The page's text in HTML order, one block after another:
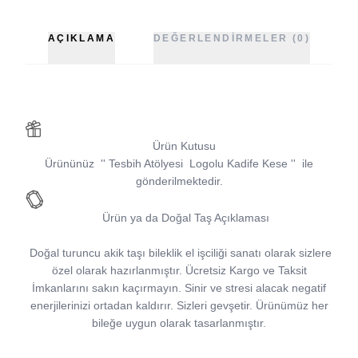
AÇIKLAMA DEĞERLENDIRMELER (0)
Ürün Kutusu
Ürününüz '' Tesbih Atölyesi Logolu Kadife Kese ''
ile
gönderilmektedir.
Ürün ya da Doğal Taş Açıklaması
Doğal turuncu akik taşı bileklik el işciliği sanatı olarak sizlere
özel olarak hazırlanmıştır. Ücretsiz Kargo ve Taksit
İmkanlarını sakın kaçırmayın. Sinir ve stresi alacak negatif
enerjilerinizi ortadan kaldırır. Sizleri gevşetir. Ürünümüz her
bileğe uygun olarak tasarlanmıştır.